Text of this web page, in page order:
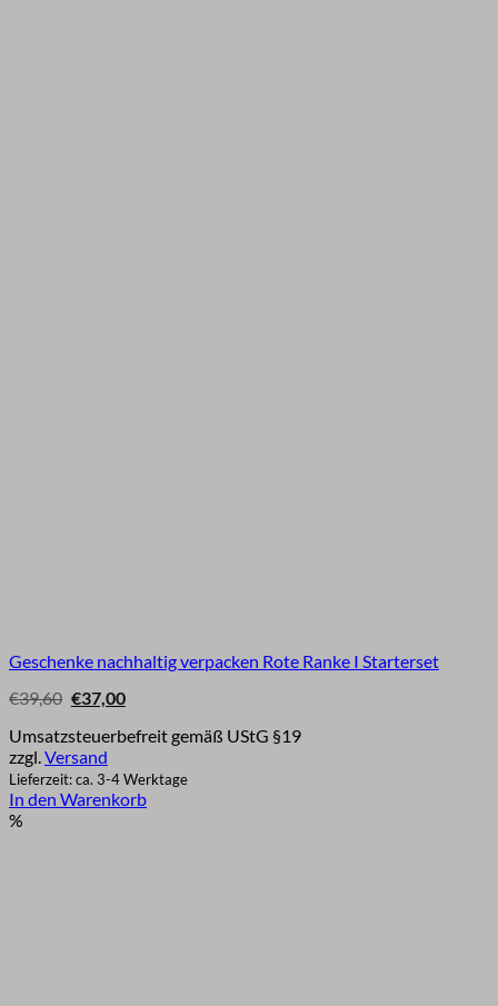
Geschenke nachhaltig verpacken Rote Ranke I Starterset
€39,60 Ursprünglicher
Preis
war:
€39,60
€37,00Aktueller
Preis
ist:
€37,00.
Umsatzsteuerbefreit gemäß UStG §19
zzgl.Versand
Lieferzeit: ca. 3-4 Werktage
In den Warenkorb
%